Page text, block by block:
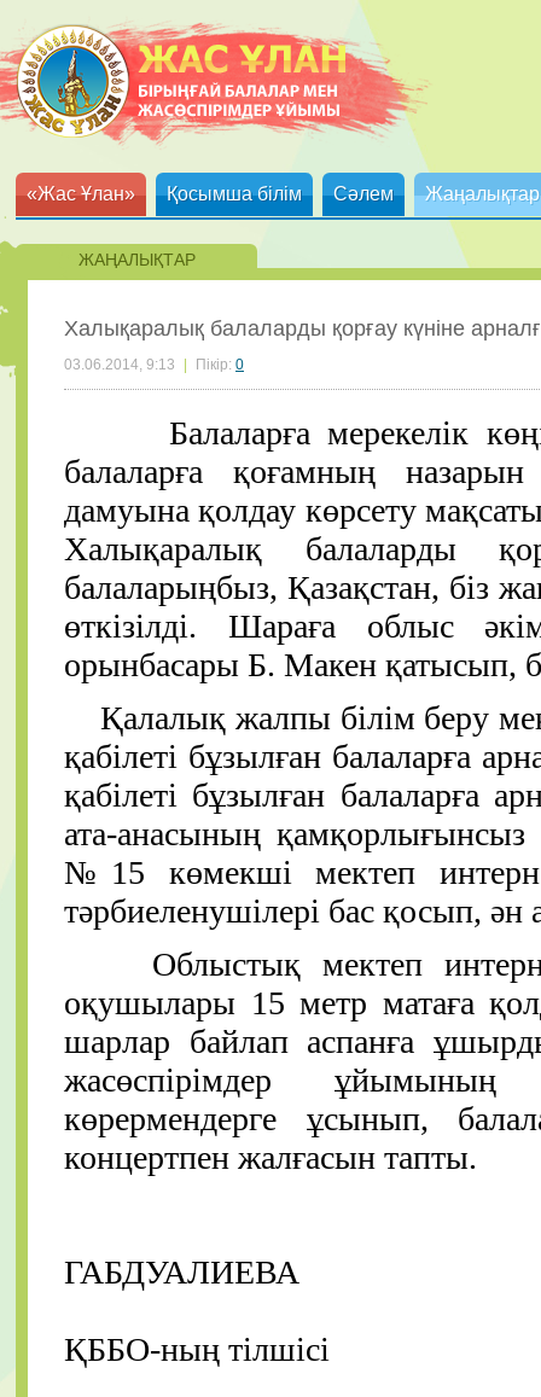
«Жас Ұлан» Қосымша білім Сәлем Жаңалықтар
ЖАҢАЛЫҚТАР
Халықаралық балаларды қорғау күніне
03.06.2014, 9:13 Пікір: 0
Балаларға мерекелік
балаларғақоғамның
дамуына қолдау көрсету
Халықаралық балаларды
балаларыңбыз, Қазақстан, біз
өткізілді. Шараға облыс
орынбасары Б. Макен қатысып,
Қалалық жалпы білім беру
қабілеті бұзылған балаларға
қабілеті бұзылған балаларға
ата-анасының қамқорлығынсыз
№15 көмекші мектеп
тәрбиеленушілері бас қосып, ән
Облыстық мектеп
оқушылары 15 метр матаға
шарлар байлап аспанға
жасөспірімдер
көрермендерге ұсынып,
концертпен жалғасын тапты.
ГАБДУАЛИЕВА
ҚББО-ның тілшісі